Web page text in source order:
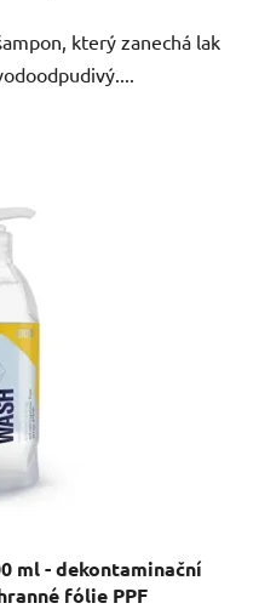
který zanechá lak
ml - dekontaminační
fólie PPF